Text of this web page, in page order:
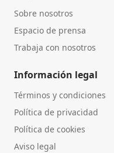
Sobre nosotros
Espacio de prensa
Trabaja con nosotros
Información legal
Términos y condiciones
Política de privacidad
Política de cookies
Aviso legal